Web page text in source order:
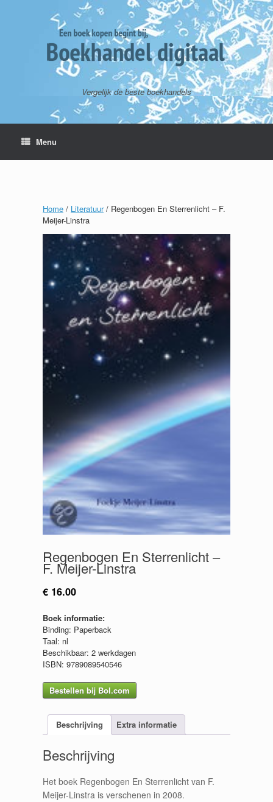
Vergelijk de beste boekhandels
Menu
Home / Literatuur/ Regenbogen En Sterrenlicht – F.
Meijer-Linstra
Regenbogen En Sterrenlicht –
F. Meijer-Linstra
€ 16.00
Boek informatie:
Binding: Paperback
Taal: nl
Beschikbaar: 2 werkdagen
ISBN: 9789089540546
Bestellen bij Bol.com
Beschrijving Extra informatie
Beschrijving
Het boek Regenbogen En Sterrenlicht van F.
Meijer-Linstra is verschenen in 2008.